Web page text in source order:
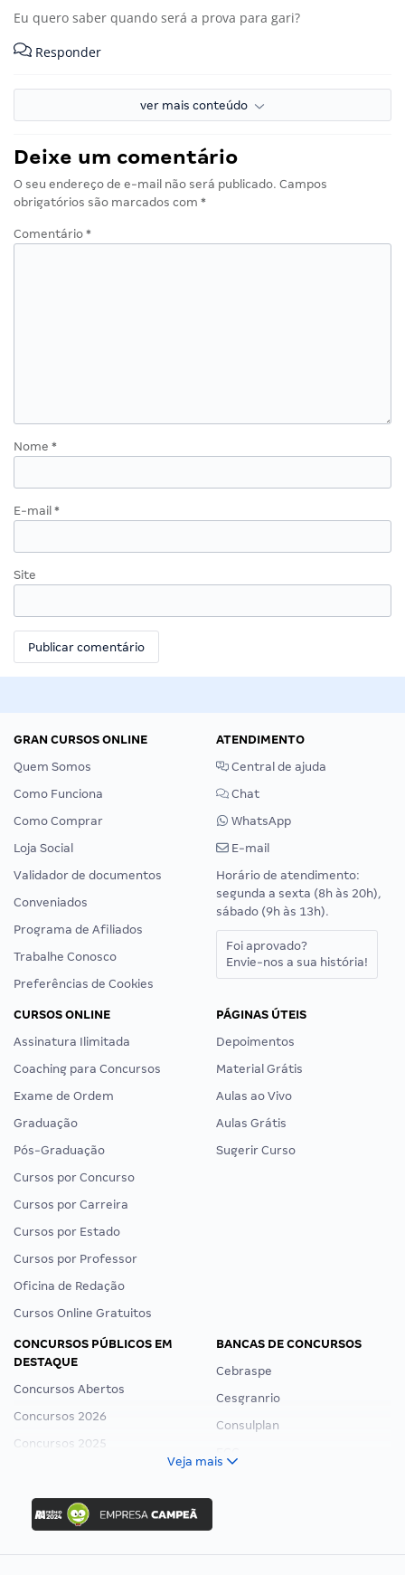
Eu quero saber quando será a prova para gari?
Responder
ver mais conteúdo
Deixe um comentário
O seu endereço de e-mail não será publicado. Campos
obrigatórios são marcados com *
Comentário *
Nome *
E-mail *
Site
GRAN CURSOS ONLINE
Quem Somos
Como Funciona
Como Comprar
Loja Social
Validador de documentos
Conveniados
Programa de Afiliados
Trabalhe Conosco
Preferências de Cookies
ATENDIMENTO
Central de ajuda
Chat
WhatsApp
E-mail
Horário de atendimento:
segunda a sexta (8h às 20h),
sábado (9h às 13h).
Foi aprovado?
Envie-nos a sua história!
CURSOS ONLINE
Assinatura Ilimitada
Coaching para Concursos
Exame de Ordem
Graduação
Pós-Graduação
Cursos por Concurso
Cursos por Carreira
Cursos por Estado
Cursos por Professor
Oficina de Redação
Cursos Online Gratuitos
PÁGINAS ÚTEIS
Depoimentos
Material Grátis
Aulas ao Vivo
Aulas Grátis
Sugerir Curso
CONCURSOS PÚBLICOS EM
DESTAQUE
Concursos Abertos
Concursos 2026
Concursos 2025
Concurso Ibama
Concurso MPU
Editais publicados
BANCAS DE CONCURSOS
Cebraspe
Cesgranrio
Consulplan
Veja mais